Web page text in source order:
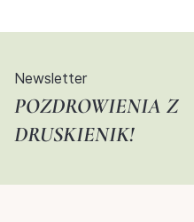
Newsletter
POZDROWIENIA Z
DRUSKIENIK!